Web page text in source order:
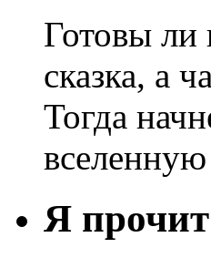
Готовы ли
сказка, а
Тогда
Я